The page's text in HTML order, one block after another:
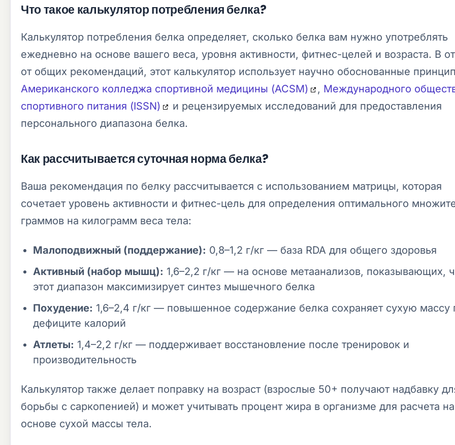
Что такое калькулятор потребления белка?
Калькулятор потребления белка определяет, сколько белка вам нужно употреблять
ежедневно на основе вашего веса, уровня активности, фитнес-целей и возраста. В
от общих рекомендаций, этот калькулятор использует научно обоснованные
Американского колледжа спортивной медицины (ACSM)
, Международного
спортивного питания (ISSN)
и рецензируемых исследований для предоставления
персонального диапазона белка.
Как рассчитывается суточная норма белка?
Ваша рекомендация по белку рассчитывается с использованием матрицы, которая
сочетает уровень активности и фитнес-цель для определения оптимального
граммов на килограмм веса тела:
Малоподвижный (поддержание): 0,8–1,2 г/кг — база RDA для общего здоровья
Активный (набор мышц): 1,6–2,2 г/кг — на основе метаанализов, показывающих,
этот диапазон максимизирует синтез мышечного белка
Похудение: 1,6–2,4 г/кг — повышенное содержание белка сохраняет сухую массу
дефиците калорий
Атлеты: 1,4–2,2 г/кг — поддерживает восстановление после тренировок и
производительность
Калькулятор также делает поправку на возраст (взрослые 50+ получают надбавку
борьбы с саркопенией) и может учитывать процент жира в организме для расчета на
основе сухой массы тела.